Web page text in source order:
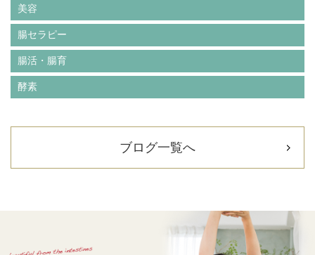
美容
腸セラピー
腸活・腸育
酵素
ブログ一覧へ